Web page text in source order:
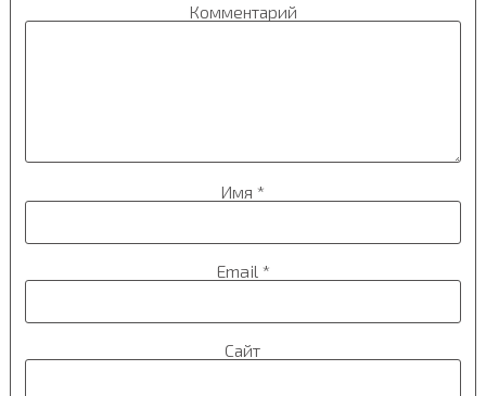
Комментарий
Имя*
Email *
Сайт